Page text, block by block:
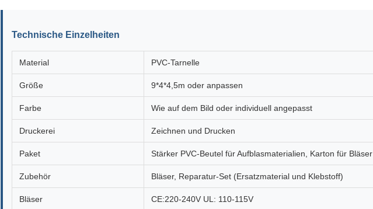
Technische Einzelheiten
Material PVC-Tarnelle
Größe 9*4*4,5m oder anpassen
Farbe Wie auf dem Bild oder individuell angepasst
Druckerei Zeichnen und Drucken
Paket Stärker PVC-Beutel für Aufblasmaterialien, Karton für Bläser
Zubehör Bläser, Reparatur-Set (Ersatzmaterial und Klebstoff)
Bläser CE:220-240V UL: 110-115V